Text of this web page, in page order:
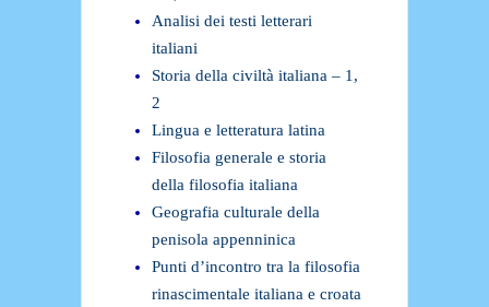
Analisi dei testi letterari
italiani
Storia della civiltà italiana – 1,
2
Lingua e letteratura latina
Filosofia generale e storia
della filosofia italiana
Geografia culturale della
penisola appenninica
Punti d’incontro tra la filosofia
rinascimentale italiana e croata